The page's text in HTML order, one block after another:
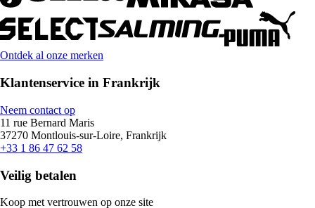
Ontdek al onze merken
Klantenservice in Frankrijk
Neem contact op
11 rue Bernard Maris
37270 Montlouis-sur-Loire, Frankrijk
+33 1 86 47 62 58
Veilig betalen
Koop met vertrouwen op onze site